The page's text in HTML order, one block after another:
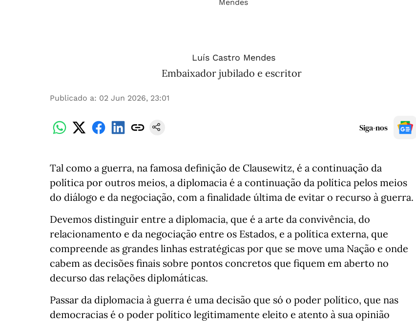
Luís Castro Mendes
Embaixador jubilado e escritor
Publicado a: 02 Jun 2026, 23:01
Siga-nos
Tal como a guerra, na famosa definição de Clausewitz, é a continuação da
política por outros meios, a diplomacia é a continuação da política pelos meios
do diálogo e da negociação, com a finalidade última de evitar o recurso à guerra.
Devemos distinguir entre a diplomacia, que é a arte da convivência, do
relacionamento e da negociação entre os Estados, e a política externa, que
compreende as grandes linhas estratégicas por que se move uma Nação e onde
cabem as decisões finais sobre pontos concretos que fiquem em aberto no
decurso das relações diplomáticas.
Passar da diplomacia à guerra é uma decisão que só o poder político, que nas
democracias é o poder político legitimamente eleito e atento à sua opinião